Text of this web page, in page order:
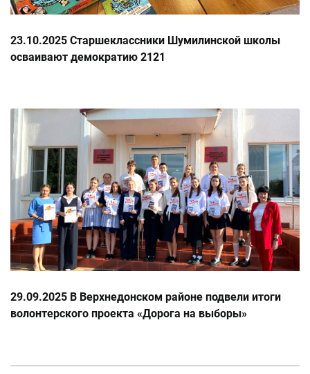
23.10.2025 Старшеклассники Шумилинской школы
осваивают демократию 2121
29.09.2025 В Верхнедонском районе подвели итоги
волонтерского проекта «Дорога на выборы»